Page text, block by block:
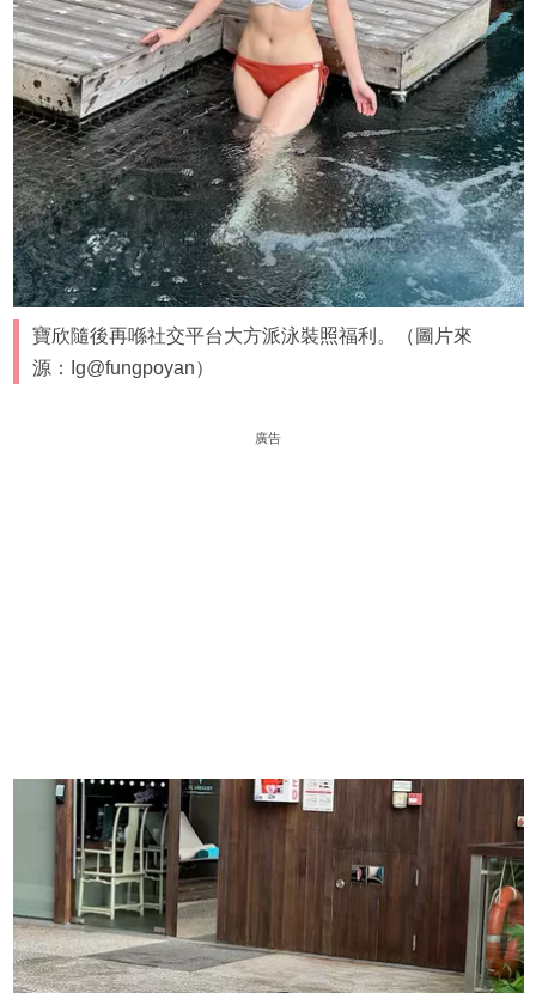
寶欣隨後再喺社交平台大方派泳裝照福利。（圖片來
源：Ig@fungpoyan）
廣告